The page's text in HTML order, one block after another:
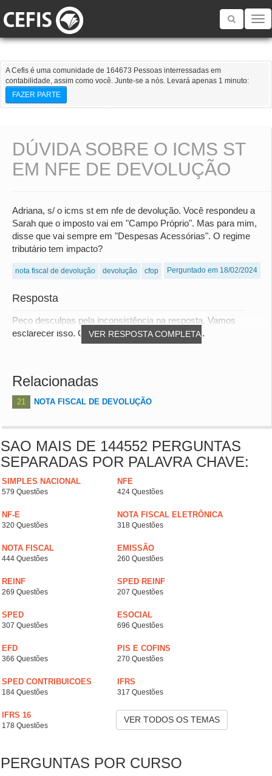
Toggle
A Cefis é uma comunidade de 164673 Pessoas interressadas em
contabilidade, assim como você. Junte-se a nós. Levará apenas 1 minuto:
FAZER PARTE
DÚVIDA SOBRE O ICMS ST
EM NFE DE DEVOLUÇÃO
Adriana, s/ o icms st em nfe de devolução. Você respondeu a
Sarah que o imposto vai em "Campo Próprio". Mas para mim,
disse que vai sempre em "Despesas Acessórias". O regime
tributário tem impacto?
nota fiscal de devolução devolução cfop Perguntado em 18/02/2024
Resposta
VER RESPOSTA COMPLETA
Peço desculpas pela inconsistência na resposta. Vamos
esclarecer isso. O tratamento do ICMS Substit...
Relacionadas
21 NOTA FISCAL DE DEVOLUÇÃO
SAO MAIS DE 144552 PERGUNTAS
SEPARADAS POR PALAVRA CHAVE:
SIMPLES NACIONAL
579 Questões
NFE
424 Questões
NF-E
320 Questões
NOTA FISCAL ELETRÔNICA
318 Questões
NOTA FISCAL
444 Questões
EMISSÃO
260 Questões
REINF
269 Questões
SPED REINF
207 Questões
SPED
307 Questões
ESOCIAL
696 Questões
EFD
366 Questões
PIS E COFINS
270 Questões
SPED CONTRIBUICOES
184 Questões
IFRS
317 Questões
IFRS 16
178 Questões
VER TODOS OS TEMAS
PERGUNTAS POR CURSO